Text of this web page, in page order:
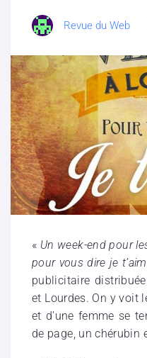
Revue du Web
« Un week-end pour
pour vous dire je
publicitaire
et Lourdes. On y voit
et d’une femme se
de page, un chérubin